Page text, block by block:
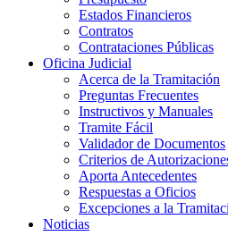
Estados Financieros
Contratos
Contrataciones Públicas
Oficina Judicial
Acerca de la Tramitación
Preguntas Frecuentes
Instructivos y Manuales
Tramite Fácil
Validador de Documentos
Criterios de
Aporta Antecedentes
Respuestas a Oficios
Excepciones a la
Noticias